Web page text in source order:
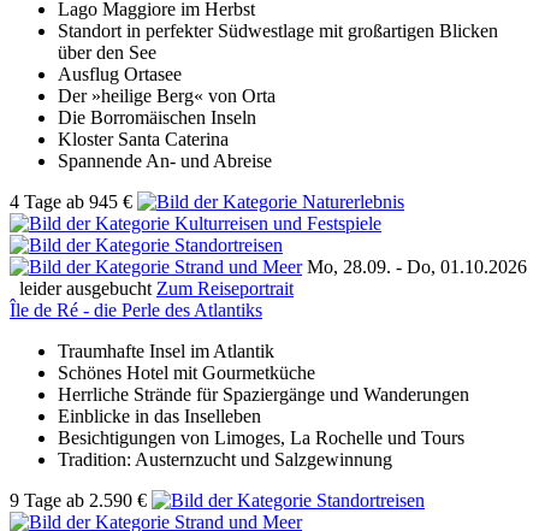
Lago Maggiore im Herbst
Standort in perfekter Südwestlage mit großartigen Blicken
über den See
Ausflug Ortasee
Der »heilige Berg« von Orta
Die Borromäischen Inseln
Kloster Santa Caterina
Spannende An- und Abreise
4 Tage ab 945 €
Mo, 28.09. - Do, 01.10.2026
leider ausgebucht Zum Reiseportrait
Île de Ré - die Perle des Atlantiks
Traumhafte Insel im Atlantik
Schönes Hotel mit Gourmetküche
Herrliche Strände für Spaziergänge und Wanderungen
Einblicke in das Inselleben
Besichtigungen von Limoges, La Rochelle und Tours
Tradition: Austernzucht und Salzgewinnung
9 Tage ab 2.590 €